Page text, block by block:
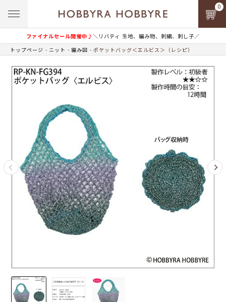
ファイナルセール開催中♪＼リバティ 生地、編み物、刺繍、刺し子／
0
トップページ ニット 編み図 ポケットバッグ＜エルビス＞（レシピ）